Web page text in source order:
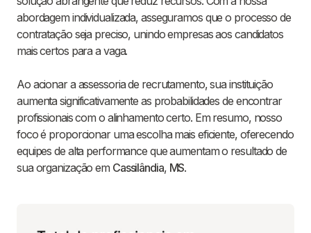
abordagem individualizada, asseguramos que o processo de
contratação seja preciso, unindo empresas aos candidatos
mais certos para a vaga.
Ao acionar a assessoria de recrutamento, sua instituição
aumenta significativamente as probabilidades de encontrar
profissionais com o alinhamento certo. Em resumo, nosso
foco é proporcionar uma escolha mais eficiente, oferecendo
equipes de alta performance que aumentam o resultado de
sua organização em Cassilândia, MS.